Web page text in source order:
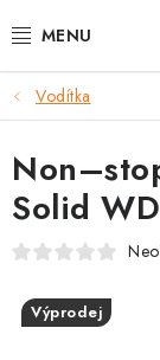
na
POTŘEBY PRO
TAMI
SPORT SE PSEM
Vodítka
Solid WD
Výprodej